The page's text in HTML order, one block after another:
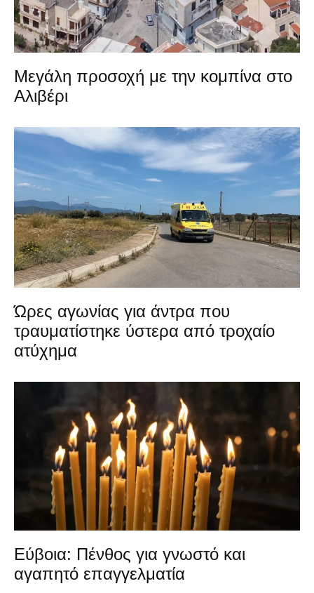
Μεγάλη προσοχή με την κομπίνα στο
Αλιβέρι
Ώρες αγωνίας για άντρα που
τραυματίστηκε ύστερα από τροχαίο
ατύχημα
Εύβοια: Πένθος για γνωστό και
αγαπητό επαγγελματία